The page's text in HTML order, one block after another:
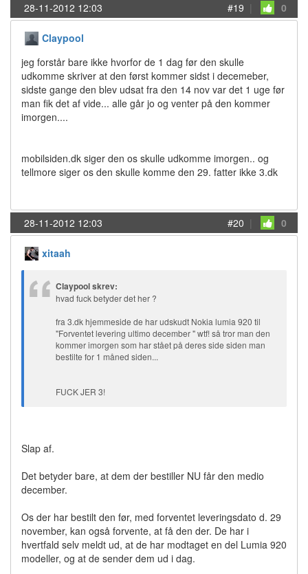
28-11-2012 12:03 #19 | 0
Claypool
jeg forstår bare ikke hvorfor de 1 dag før den skulle
udkomme skriver at den først kommer sidst i decemeber,
sidste gange den blev udsat fra den 14 nov var det 1 uge før
man fik det af vide... alle går jo og venter på den kommer
imorgen....
mobilsiden.dk siger den os skulle udkomme imorgen.. og
tellmore siger os den skulle komme den 29. fatter ikke 3.dk
28-11-2012 12:03 #20 | 0
xitaah
Claypool skrev:
hvad fuck betyder det her ?
fra 3.dk hjemmeside de har udskudt Nokia lumia 920 til
"Forventet levering ultimo december " wtf! så tror man den
kommer imorgen som har stået på deres side siden man
bestilte for 1 måned siden...
FUCK JER 3!
Slap af.
Det betyder bare, at dem der bestiller NU får den medio
december.
Os der har bestilt den før, med forventet leveringsdato d. 29
november, kan også forvente, at få den der. De har i
hvertfald selv meldt ud, at de har modtaget en del Lumia 920
modeller, og at de sender dem ud i dag.